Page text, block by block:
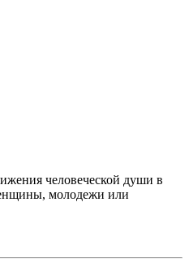
человеческой души в
молодежи или